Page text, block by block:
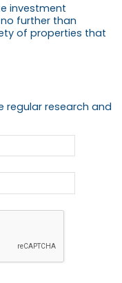
investment
further than
of properties that
regular research and